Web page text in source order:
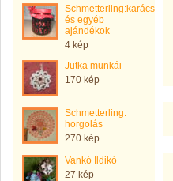
Schmetterling:karácsonyi
és egyéb
ajándékok
4 kép
Jutka munkái
170 kép
Schmetterling:
horgolás
270 kép
Vankó Ildikó
27 kép